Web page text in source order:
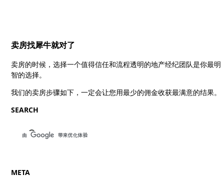
卖房找犀牛就对了
卖房的时候，选择一个值得信任和流程透明的地产经纪团队是你最明
智的选择。
我们的卖房步骤如下，一定会让您用最少的佣金收获最满意的结果。
SEARCH
META